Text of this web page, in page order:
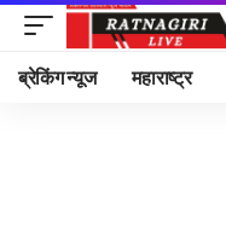
ब्रेकिंग न्यूज महाराष्ट्र